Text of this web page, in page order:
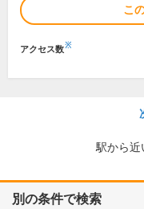
こ
アクセス数※
駅から近
別の条件で検索